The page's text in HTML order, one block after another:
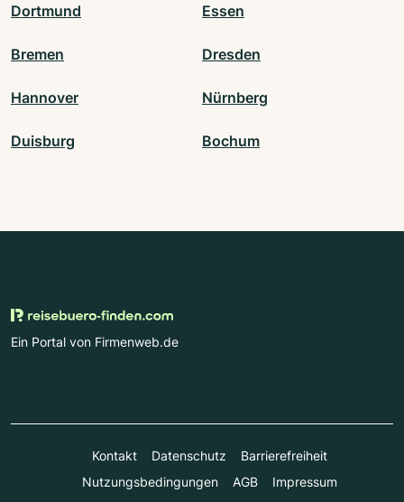
Dortmund Essen
Bremen Dresden
Hannover Nürnberg
Duisburg Bochum
Ein Portal von Firmenweb.de
Kontakt Datenschutz
Barrierefreiheit
Nutzungsbedingungen
AGB Impressum